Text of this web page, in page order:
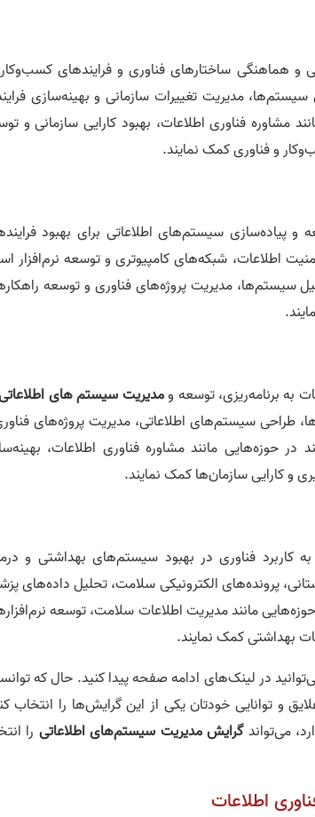
و هماهنگی ساختارهای فناوری و فرایندهای
مدیریت تغییرات سازمانی و بهینه‌سازی
مشاوره فناوری اطلاعات، بهبود کارایی سازمانی و
و فناوری کمک نمایند.
و پیاده‌سازی سیستم‌های اطلاعاتی برای بهبود
اطلاعات، شبکه‌های کامپیوتری و توسعه نرم‌افزار
سیستم‌ها، مدیریت پروژه‌های فناوری و توسعه
به برنامه‌ریزی، توسعه ومدیریت سیستم های
طراحی سیستم‌های اطلاعاتی، مدیریت پروژه‌های
حوزه‌هایی مانند مشاوره فناوری اطلاعات،
و کارایی سازمان‌ها کمک نمایند.
کاربرد فناوری در بهبود سیستم‌های بهداشتی و
پرونده‌های الکترونیکی سلامت، تحلیل داده‌های
مانند مدیریت اطلاعات سلامت، توسعه
بهداشتی کمک نمایند.
در لینک‌های ادامه صفحه پیدا کنید. حال که
و توانایی خودتان یکی از این گرایش‌ها را انتخاب
می‌تواندگرایش مدیریت سیستم‌های اطلاعاتی را
اطلاعات